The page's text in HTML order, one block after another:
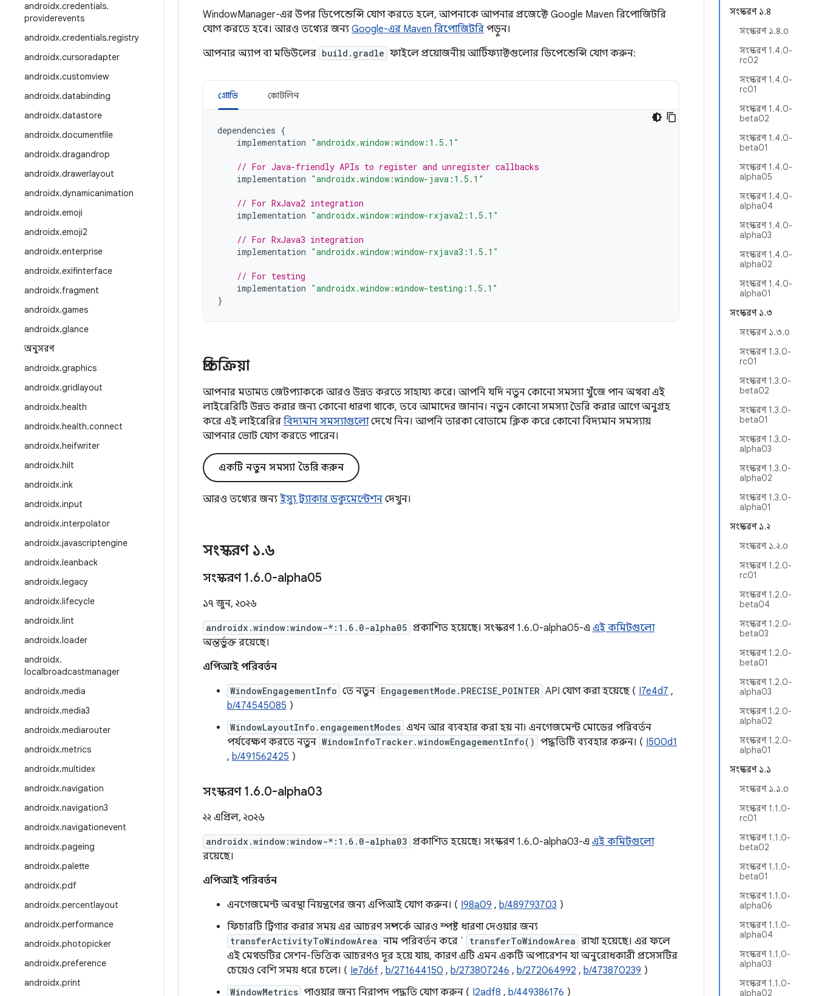
androidx.credentials.
providerevents
androidx.credentials.registry
androidx.cursoradapter
androidx.customview
androidx.databinding
androidx.datastore
androidx.documentfile
androidx.dragandrop
androidx.drawerlayout
androidx.dynamicanimation
androidx.emoji
androidx.emoji2
androidx.enterprise
androidx.exifinterface
androidx.fragment
androidx.games
androidx.glance
অনুসরণ
androidx.graphics
androidx.gridlayout
androidx.health
androidx.health.connect
androidx.heifwriter
androidx.hilt
androidx.ink
androidx.input
androidx.interpolator
androidx.javascriptengine
androidx.leanback
androidx.legacy
androidx.lifecycle
androidx.lint
androidx.loader
androidx.
localbroadcastmanager
androidx.media
androidx.media3
androidx.mediarouter
androidx.metrics
androidx.multidex
androidx.navigation
androidx.navigation3
androidx.navigationevent
androidx.pageing
androidx.palette
androidx.pdf
androidx.percentlayout
androidx.performance
androidx.photopicker
androidx.preference
androidx.print
সংস্করণ ১.৪
সংস্করণ ১.৪.০
সংস্করণ 1.4.0-
rc02
সংস্করণ 1.4.0-
rc01
সংস্করণ 1.4.0-
beta02
সংস্করণ 1.4.0-
beta01
সংস্করণ 1.4.0-
alpha05
সংস্করণ 1.4.0-
alpha04
সংস্করণ 1.4.0-
alpha03
সংস্করণ 1.4.0-
alpha02
সংস্করণ 1.4.0-
alpha01
সংস্করণ ১.৩
সংস্করণ ১.৩.০
সংস্করণ 1.3.0-
rc01
সংস্করণ 1.3.0-
beta02
সংস্করণ 1.3.0-
beta01
সংস্করণ 1.3.0-
alpha03
সংস্করণ 1.3.0-
alpha02
সংস্করণ 1.3.0-
alpha01
সংস্করণ ১.২
সংস্করণ ১.২.০
সংস্করণ 1.2.0-
rc01
সংস্করণ 1.2.0-
beta04
সংস্করণ 1.2.0-
beta03
সংস্করণ 1.2.0-
beta01
সংস্করণ 1.2.0-
alpha03
সংস্করণ 1.2.0-
alpha02
সংস্করণ 1.2.0-
alpha01
সংস্করণ ১.১
সংস্করণ ১.১.০
সংস্করণ 1.1.0-
rc01
সংস্করণ 1.1.0-
beta02
সংস্করণ 1.1.0-
beta01
সংস্করণ 1.1.0-
alpha06
সংস্করণ 1.1.0-
alpha04
সংস্করণ 1.1.0-
alpha03
সংস্করণ 1.1.0-
alpha02
WindowManager-এর উপর ডিপেন্ডেন্সি যোগ করতে হলে, আপনাকে আপনার প্রজেক্টে Google Maven রিপোজিটরি
যোগ করতে হবে। আরও তথ্যের জন্য Google-এর Maven রিপোজিটরি পড়ুন।
আপনার অ্যাপ বা মডিউলের build.gradle ফাইলে প্রয়োজনীয় আর্টিফ্যাক্টগুলোর ডিপেন্ডেন্সি যোগ করুন:
গ্রোভি কোটলিন
dependencies {
implementation "androidx.window:window:1.5.1"
// For Java-friendly APIs to register and unregister callbacks
implementation "androidx.window:window-java:1.5.1"
// For RxJava2 integration
implementation "androidx.window:window-rxjava2:1.5.1"
// For RxJava3 integration
implementation "androidx.window:window-rxjava3:1.5.1"
// For testing
implementation "androidx.window:window-testing:1.5.1"
}
প্রতিক্রিয়া
আপনার মতামত জেটপ্যাককে আরও উন্নত করতে সাহায্য করে। আপনি যদি নতুন কোনো সমস্যা খুঁজে পান অথবা এই
লাইব্রেরিটি উন্নত করার জন্য কোনো ধারণা থাকে, তবে আমাদের জানান। নতুন কোনো সমস্যা তৈরি করার আগে অনুগ্রহ
করে এই লাইব্রেরির বিদ্যমান সমস্যাগুলোদেখে নিন। আপনি তারকা বোতামে ক্লিক করে কোনো বিদ্যমান সমস্যায়
আপনার ভোট যোগ করতে পারেন।
একটি নতুন সমস্যা তৈরি করুন
আরও তথ্যের জন্য ইস্যু ট্র্যাকার ডকুমেন্টেশন দেখুন।
সংস্করণ ১.৬
সংস্করণ 1.6.0-alpha05
১৭ জুন, ২০২৬
androidx.window:window-*:1.6.0-alpha05 প্রকাশিত হয়েছে। সংস্করণ 1.6.0-alpha05-এ এই কমিটগুলো
অন্তর্ভুক্ত রয়েছে।
এপিআই পরিবর্তন
WindowEngagementInfo তে নতুন EngagementMode.PRECISE_POINTER API যোগ করা হয়েছে ( I7e4d7 ,
b/474545085 )
WindowLayoutInfo.engagementModes এখন আর ব্যবহার করা হয় না। এনগেজমেন্ট মোডের পরিবর্তন
পর্যবেক্ষণ করতে নতুন WindowInfoTracker.windowEngagementInfo() পদ্ধতিটি ব্যবহার করুন। ( I500d1
, b/491562425 )
সংস্করণ 1.6.0-alpha03
২২ এপ্রিল, ২০২৬
androidx.window:window-*:1.6.0-alpha03 প্রকাশিত হয়েছে। সংস্করণ 1.6.0-alpha03-এ এই কমিটগুলো
রয়েছে।
এপিআই পরিবর্তন
এনগেজমেন্ট অবস্থা নিয়ন্ত্রণের জন্য এপিআই যোগ করুন। ( I98a09 , b/489793703 )
ফিচারটি ট্রিগার করার সময় এর আচরণ সম্পর্কে আরও স্পষ্ট ধারণা দেওয়ার জন্য
transferActivityToWindowArea নাম পরিবর্তন করে ` transferToWindowArea রাখা হয়েছে। এর ফলে
এই মেথডটির সেশন-ভিত্তিক আচরণও দূর হয়ে যায়, কারণ এটি এমন একটি অপারেশন যা অনুরোধকারী প্রসেসটির
চেয়েও বেশি সময় ধরে চলে। ( Ie7d6f , b/271644150 , b/273807246 , b/272064992 , b/473870239 )
WindowMetrics পাওয়ার জন্য নিরাপদ পদ্ধতি যোগ করুন ( I2adf8 , b/449386176 )